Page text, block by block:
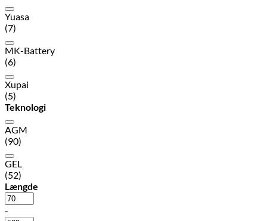
Yuasa
(7)
MK-Battery
(6)
Xupai
(5)
Teknologi
AGM
(90)
GEL
(52)
Længde
-